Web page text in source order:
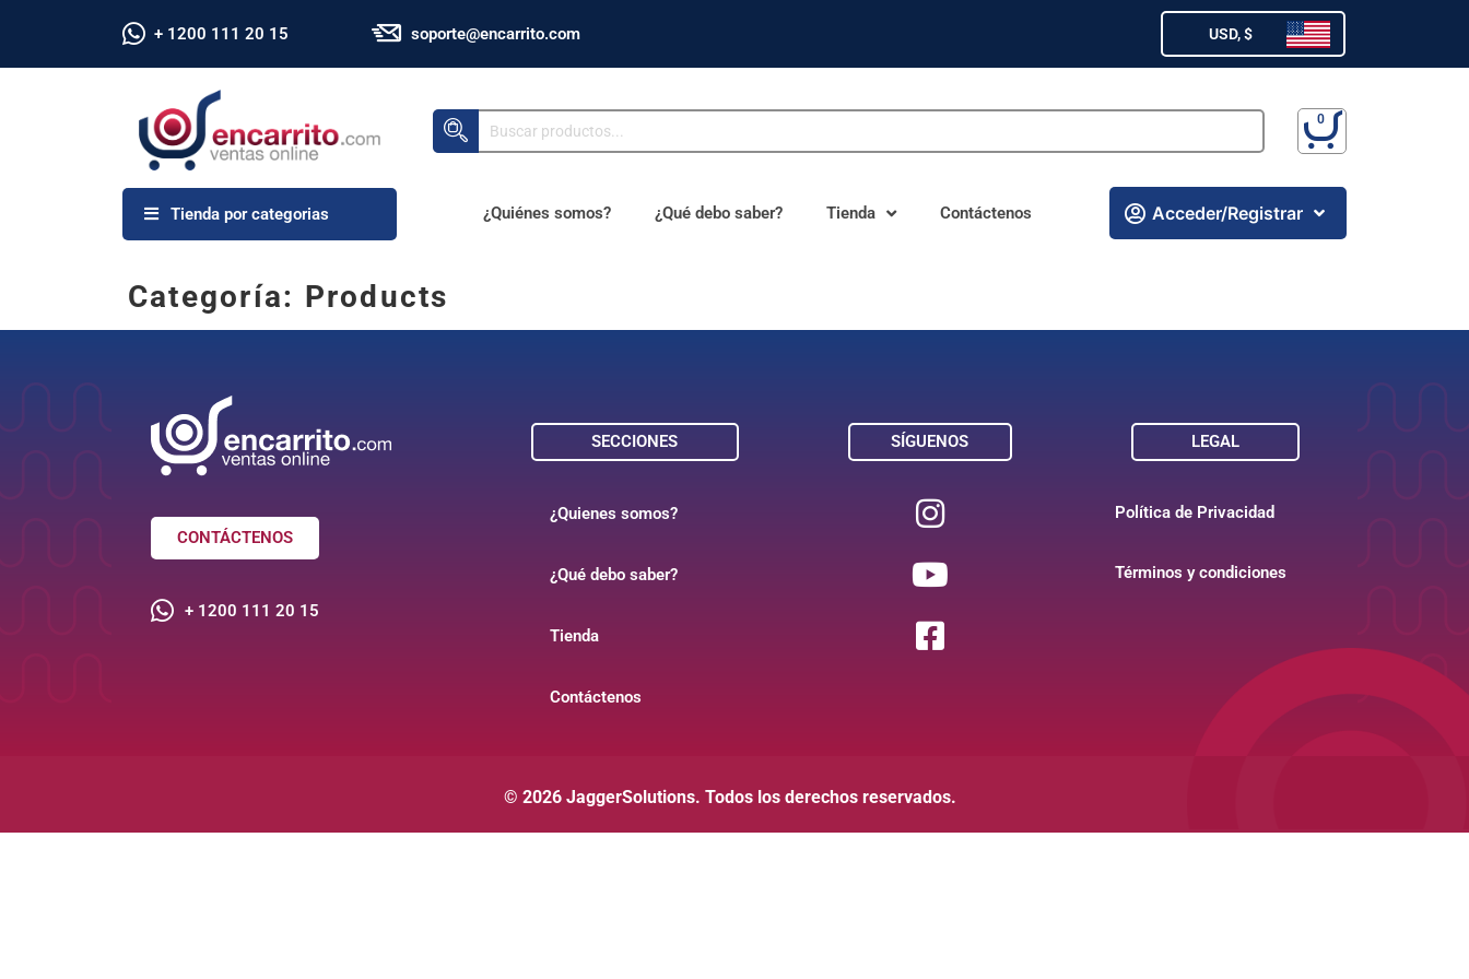
+ 1200 111 20 15 soporte@encarrito.com USD, $
Tienda por categorias ¿Quiénes somos? ¿Qué debo saber? Tienda Contáctenos Acceder/Registrar
Categoría: Products
CONTÁCTENOS
+ 1200 111 20 15
SECCIONES
¿Quienes somos?
¿Qué debo saber?
Tienda
Contáctenos
SÍGUENOS LEGAL
Política de Privacidad
Términos y condiciones
© 2026 JaggerSolutions. Todos los derechos reservados.